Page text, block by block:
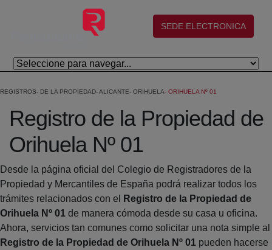
Saltar al contenido principal
(abre en nueva ventana)
SEDE ELECTRONICA
REGISTROS DE LA PROPIEDAD ALICANTE ORIHUELA ORIHUELA Nº 01
Registro de la Propiedad de
Orihuela Nº 01
Desde la página oficial del Colegio de Registradores de la
Propiedad y Mercantiles de España podrá realizar todos los
trámites relacionados con el
Registro de la Propiedad de
Orihuela Nº 01 de manera cómoda desde su casa u oficina.
Ahora, servicios tan comunes como solicitar una nota simple al
Registro de la Propiedad de Orihuela Nº 01 pueden hacerse